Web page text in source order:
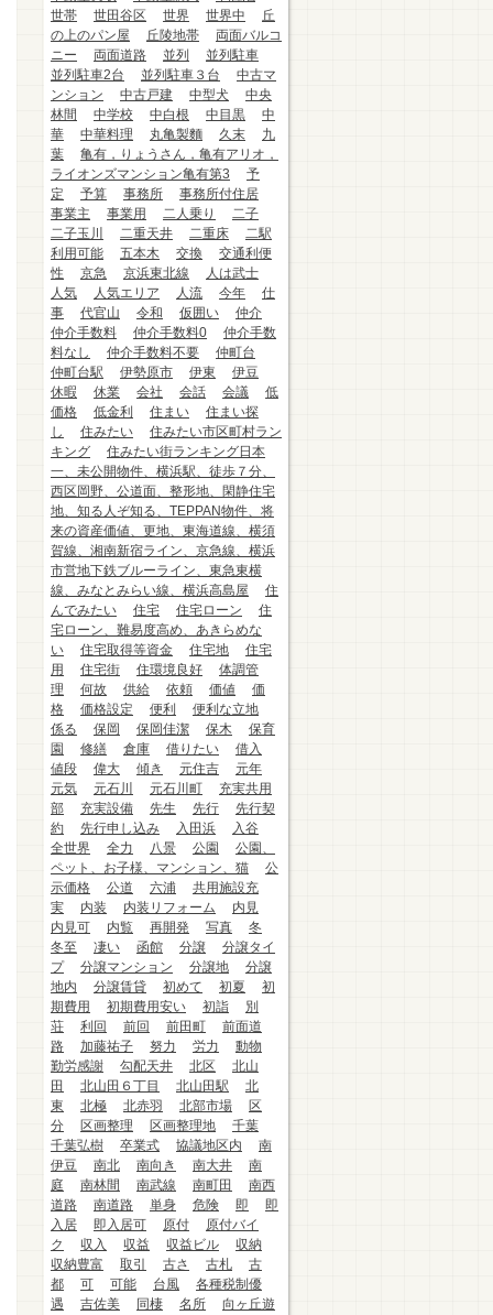
世帯
世田谷区 世界 世界中
丘
の上のパン屋
丘陵地帯
両面バルコ
ニー
両面道路 並列
並列駐車
並列駐車2台
並列駐車３台
中古マ
ンション
中古戸建 中型犬
中央
林間
中学校 中白根 中目黒
中
華
中華料理 丸亀製麵 久末
九
葉
亀有，りょうさん，亀有アリオ，
ライオンズマンション亀有第3
予
定
予算 事務所
事務所付住居
事業主
事業用 二人乗り
二子
二子玉川
二重天井 二重床
二駅
利用可能
五本木 交換
交通利便
性
京急 京浜東北線
人は武士
人気
人気エリア 人流 今年
仕
事
代官山 令和 仮囲い
仲介
仲介手数料
仲介手数料0
仲介手数
料なし
仲介手数料不要
仲町台
仲町台駅
伊勢原市 伊東
伊豆
休暇
休業 会社 会話 会議
低
価格
低金利 住まい
住まい探
し
住みたい
住みたい市区町村ラン
キング
住みたい街ランキング日本
一、未公開物件、横浜駅、徒歩７分、
西区岡野、公道面、整形地、閑静住宅
地、知る人ぞ知る、TEPPAN物件、将
来の資産価値、更地、東海道線、横須
賀線、湘南新宿ライン、京急線、横浜
市営地下鉄ブルーライン、東急東横
線、みなとみらい線、横浜高島屋
住
んでみたい
住宅 住宅ローン
住
宅ローン、難易度高め、あきらめな
い
住宅取得等資金 住宅地
住宅
用
住宅街 住環境良好
体調管
理
何故 供給 依頼 価値
価
格
価格設定 便利
便利な立地
係る
保岡 保岡佳潔 保木
保育
園
修繕 倉庫 借りたい
借入
値段
偉大 傾き 元住吉
元年
元気
元石川 元石川町
充実共用
部
充実設備 先生 先行
先行契
約
先行申し込み 入田浜
入谷
全世界
全力 八景 公園
公園、
ペット、お子様、マンション、猫
公
示価格
公道 六浦
共用施設充
実
内装 内装リフォーム
内見
内見可
内覧 再開発 写真
冬
冬至
凄い 函館 分譲
分譲タイ
プ
分譲マンション 分譲地
分譲
地内
分譲賃貸 初めて 初夏
初
期費用
初期費用安い 初詣
別
荘
利回 前回 前田町
前面道
路
加藤祐子 努力 労力
動物
勤労感謝
勾配天井 北区
北山
田
北山田６丁目 北山田駅
北
東
北極 北赤羽 北部市場
区
分
区画整理 区画整理地
千葉
千葉弘樹
卒業式 協議地区内
南
伊豆
南北 南向き 南大井
南
庭
南林間 南武線 南町田
南西
道路
南道路 単身 危険 即
即
入居
即入居可 原付
原付バイ
ク
収入 収益 収益ビル
収納
収納豊富
取引 古さ 古札
古
都
可 可能 台風
各種税制優
遇
吉佐美 同棲 名所
向ヶ丘遊